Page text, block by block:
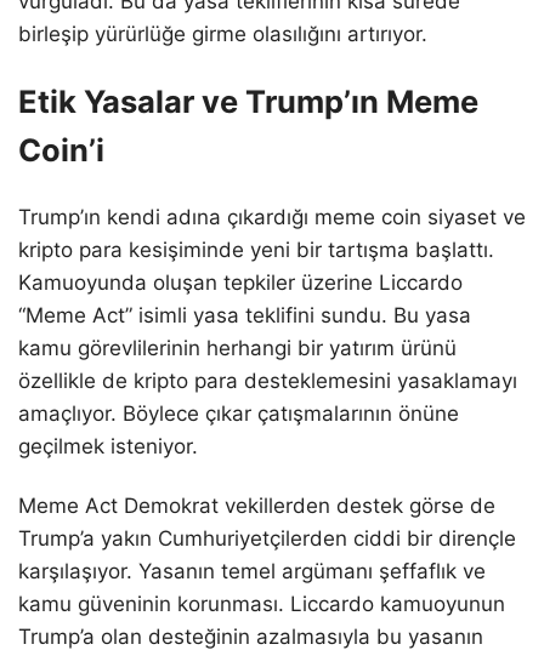
birleşip yürürlüğe girme olasılığını artırıyor.
Etik Yasalar ve Trump’ın Meme
Coin’i
Trump’ın kendi adına çıkardığı meme coin siyaset ve
kripto para kesişiminde yeni bir tartışma başlattı.
Kamuoyunda oluşan tepkiler üzerine Liccardo
“Meme Act” isimli yasa teklifini sundu. Bu yasa
kamu görevlilerinin herhangi bir yatırım ürünü
özellikle de kripto para desteklemesini yasaklamayı
amaçlıyor. Böylece çıkar çatışmalarının önüne
geçilmek isteniyor.
Meme Act Demokrat vekillerden destek görse de
Trump’a yakın Cumhuriyetçilerden ciddi bir dirençle
karşılaşıyor. Yasanın temel argümanı şeffaflık ve
kamu güveninin korunması. Liccardo kamuoyunun
Trump’a olan desteğinin azalmasıyla bu yasanın